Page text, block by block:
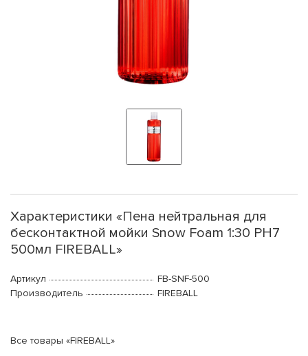
Характеристики «Пена нейтральная для
бесконтактной мойки Snow Foam 1:30 PH7
500мл FIREBALL»
Артикул
FB-SNF-500
Производитель
FIREBALL
Все товары «FIREBALL»